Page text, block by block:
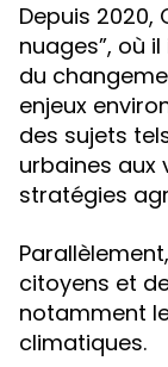
Depuis 2020,
nuages”, où
du
enjeux
des sujets
urbaines aux
stratégies
citoyens et
notamment
climatiques.